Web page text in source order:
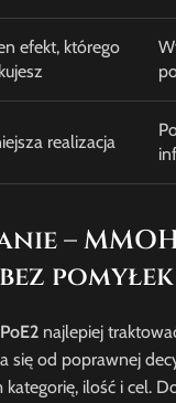
efekt, którego
realizacja
–
pomyłek
najlepiej
się od poprawnej
ilość i cel.